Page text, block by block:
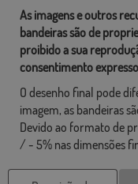
As imagens e outros
bandeiras são de
proibido a sua
consentimento
O desenho final pode
imagem, as bandeiras
Devido ao formato de
/ - 5% nas dimensões